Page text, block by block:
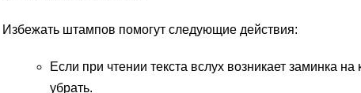
Избежать штампов помогут следующие действия:
Если при чтении текста вслух возникает заминка
убрать.